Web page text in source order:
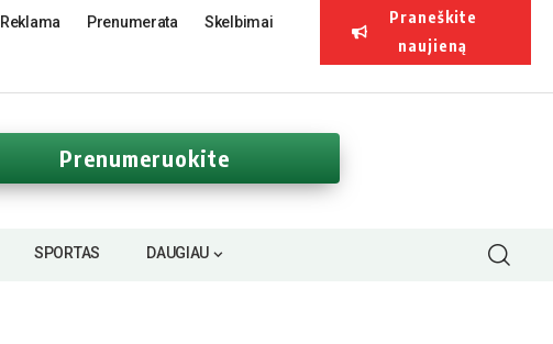
Reklama Prenumerata Skelbimai
Praneškite
naujieną
Prenumeruokite
SPORTAS DAUGIAU